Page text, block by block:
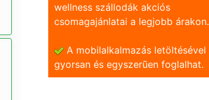
wellness szállodák akciós
csomagajánlatai a legjobb árakon.
A mobilalkalmazás letöltésével
gyorsan és egyszerũen foglalhat.